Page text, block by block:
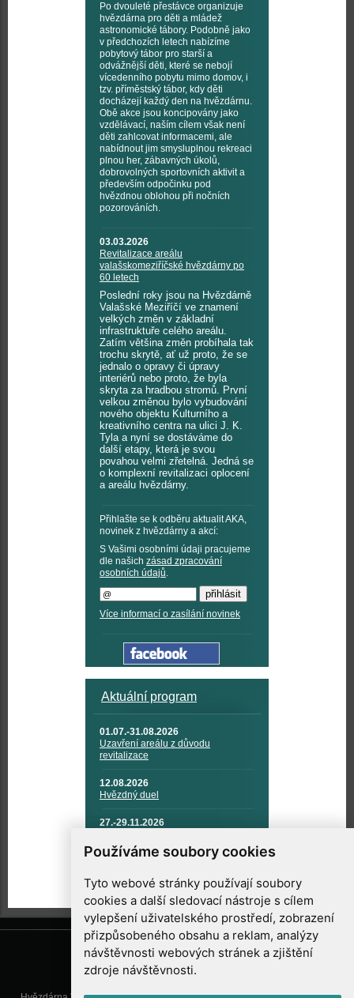
Používáme soubory cookies
Tyto webové stránky používají soubory
cookies a další sledovací nástroje s cílem
vylepšení uživatelského prostředí, zobrazení
přizpůsobeného obsahu a reklam, analýzy
návštěvnosti webových stránek a zjištění
zdroje návštěvnosti.
Po dvouleté přestávce organizuje
hvězdárna pro děti a mládež
astronomické tábory. Podobně jako
v předchozích letech nabízíme
pobytový tábor pro starší a
odvážnější děti, které se nebojí
vícedenního pobytu mimo domov, i
tzv. příměstský tábor, kdy děti
docházejí každý den na hvězdárnu.
Obě akce jsou koncipovány jako
vzdělávací, naším cílem však není
děti zahlcovat informacemi, ale
nabídnout jim smysluplnou rekreaci
plnou her, zábavných úkolů,
dobrovolných sportovních aktivit a
především odpočinku pod
hvězdnou oblohou při nočních
pozorováních.
03.03.2026
Revitalizace areálu
valašskomeziříčské hvězdárny po
60 letech
Poslední roky jsou na Hvězdárně
Valašské Meziříčí ve znamení
velkých změn v základní
infrastruktuře celého areálu.
Zatím většina změn probíhala tak
trochu skrytě, ať už proto, že se
jednalo o opravy či úpravy
interiérů nebo proto, že byla
skryta za hradbou stromů. První
velkou změnou bylo vybudování
nového objektu Kulturního a
kreativního centra na ulici J. K.
Tyla a nyní se dostáváme do
další etapy, která je svou
povahou velmi zřetelná. Jedná se
o komplexní revitalizaci oplocení
a areálu hvězdárny.
Přihlašte se k odběru aktualit AKA,
novinek z hvězdárny a akcí:
S Vašimi osobními údaji pracujeme
dle našich zásad zpracování
osobních údajů.
Více informací o zasílání novinek
Aktuální program
01.07.-31.08.2026
Uzavření areálu z důvodu
revitalizace
12.08.2026
Hvězdný duel
27.-29.11.2026
TECHNIKA A KOSMICKÉ
TECHNOLOGIE